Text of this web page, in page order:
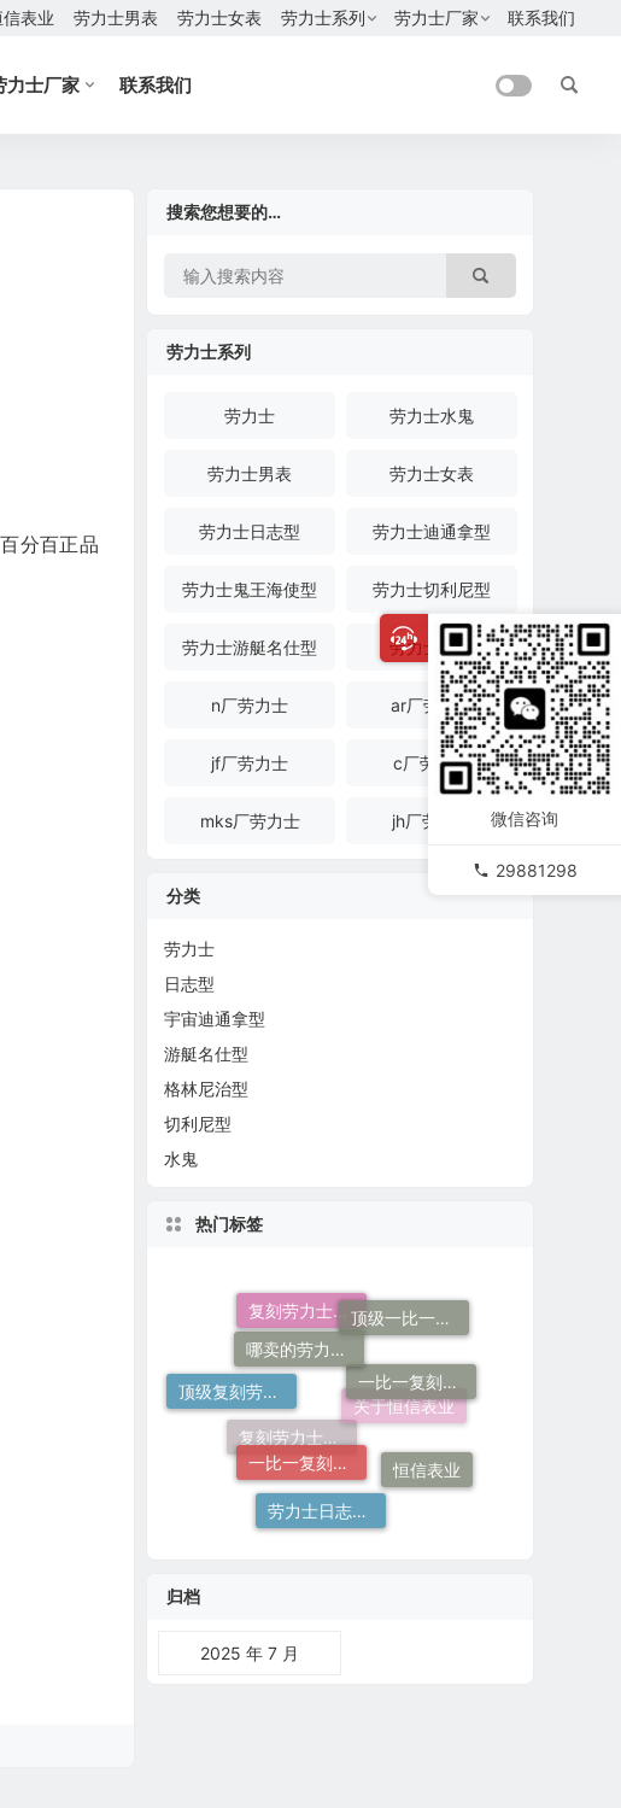
表业 劳力士男表 劳力士女表 劳力士系列 劳力士厂家 联系我们
力士厂家 联系我们
分百正品
搜索您想要的…
劳力士系列
劳力士 劳力士水鬼
劳力士男表 劳力士女表
劳力士日志型 劳力士迪通拿型
劳力士鬼王海使型 劳力士切利尼型
劳力士游艇名仕型 劳力士金表
n厂劳力士 ar厂劳力士
jf厂劳力士 c厂劳力士
mks厂劳力士 jh厂劳力士
分类
劳力士
日志型
宇宙迪通拿型
游艇名仕型
格林尼治型
切利尼型
水鬼
热门标签
复刻劳力士手表 顶级一比一复刻劳力士手表价格
复刻劳力士一般多少钱
顶级复刻劳力士手表
哪卖的劳力士日志36高仿好
恒信表业
劳力士日志哪个厂仿好
归档
2025 年 7 月
微信咨询
29881298